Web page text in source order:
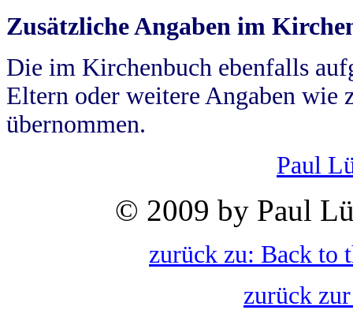
Zusätzliche Angaben im
Die im Kirchenbuch ebenfalls
Eltern oder weitere Angaben wie
übernommen.
Paul
© 2009 by Paul
zurück zu: Back to
zurück